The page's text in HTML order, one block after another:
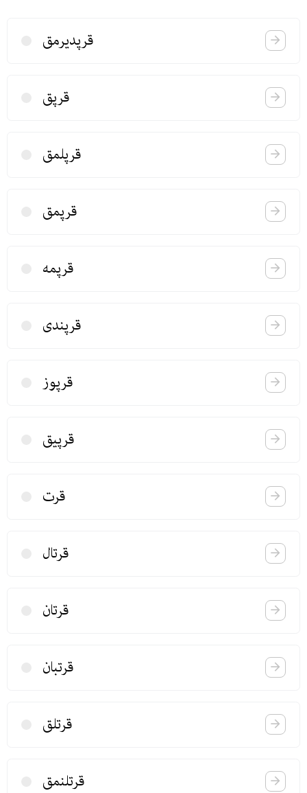
قرپدیرمق
قرپق
قرپلمق
قرپمق
قرپمه
قرپندی
قرپوز
قرپیق
قرت
قرتال
قرتان
قرتبان
قرتلق
قرتلنمق